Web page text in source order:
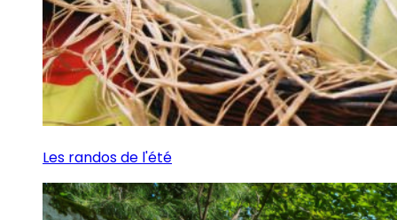
Les randos de l'été